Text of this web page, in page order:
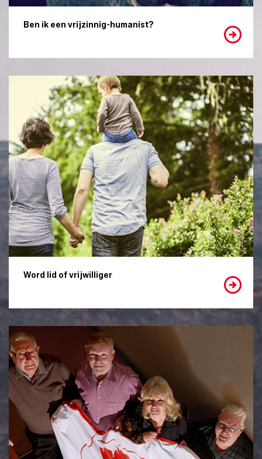
Ben ik een vrijzinnig-humanist?
Word lid of vrijwilliger